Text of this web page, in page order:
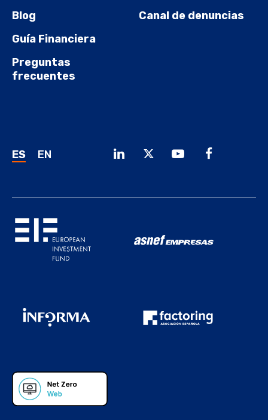
Blog
Guía Financiera
Preguntas
frecuentes
Canal de denuncias
ES EN